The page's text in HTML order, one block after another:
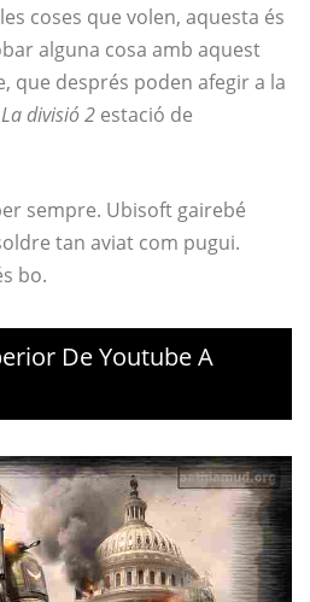
coses que volen, aquesta és
alguna cosa amb aquest
que després poden afegir a la
La divisió 2 estació de
sempre. Ubisoft gairebé
tan aviat com pugui.
bo.
De Youtube A